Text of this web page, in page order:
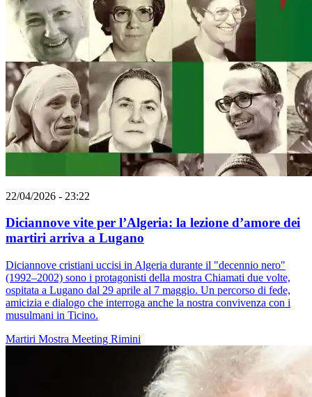
22/04/2026 - 23:22
Diciannove vite per l’Algeria: la lezione d’amore dei
martiri arriva a Lugano
Diciannove cristiani uccisi in Algeria durante il "decennio nero"
(1992–2002) sono i protagonisti della mostra Chiamati due volte,
ospitata a Lugano dal 29 aprile al 7 maggio. Un percorso di fede,
amicizia e dialogo che interroga anche la nostra convivenza con i
musulmani in Ticino.
Martiri Mostra Meeting Rimini